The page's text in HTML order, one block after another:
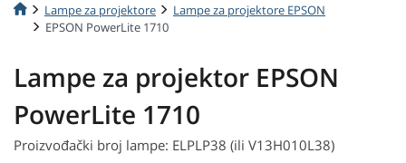
Lampe za projektore
Lampe za projektore EPSON
EPSON PowerLite 1710
Lampe za projektor EPSON
PowerLite 1710
Proizvođački broj lampe: ELPLP38 (ili V13H010L38)